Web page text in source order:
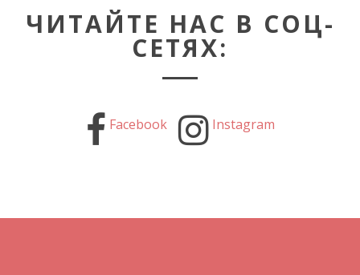
ЧИТАЙТЕ НАС В СОЦ-
СЕТЯХ:
Facebook Instagram